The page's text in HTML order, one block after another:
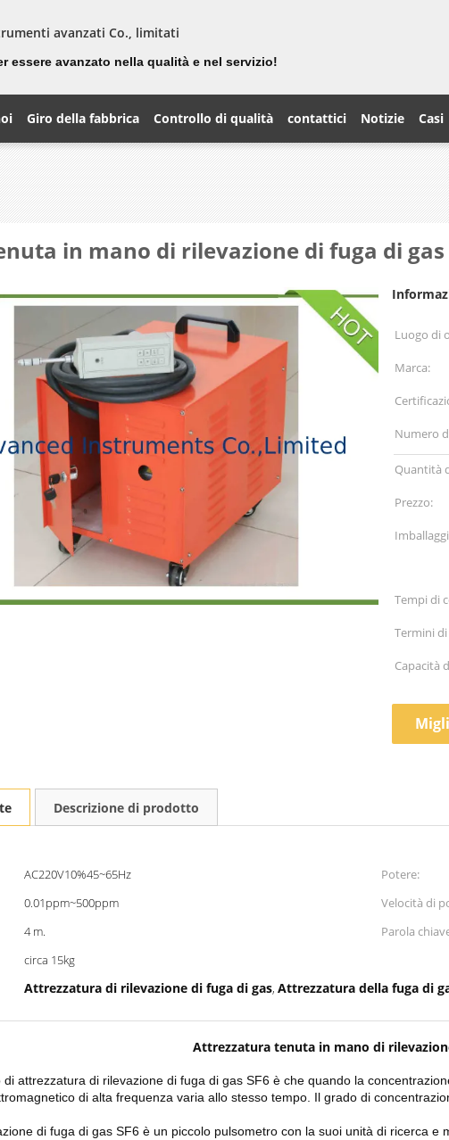
avanzati Co., limitati
essere avanzato nella qualità e nel servizio!
Giro della fabbrica Controllo di qualità contattici Notizie Casi
in mano di rilevazione di fuga di gas
Luogo di
Marca:
Numero
Quantità
minimo:
Prezzo:
Tempi di
Termini
Capacità
Descrizione di prodotto
AC220V10%45~65Hz Potere:
0.01ppm~500ppm Velocità di
4 m. Parola
circa 15kg
Attrezzatura di rilevazione di fuga di gas, Attrezzatura della fuga di
Attrezzatura tenuta in mano di
di attrezzatura di rilevazione di fuga di gas SF6 è che quando la
di alta frequenza varia allo stesso tempo. Il grado di
di fuga di gas SF6 è un piccolo pulsometro con la suoi unità di ricerca